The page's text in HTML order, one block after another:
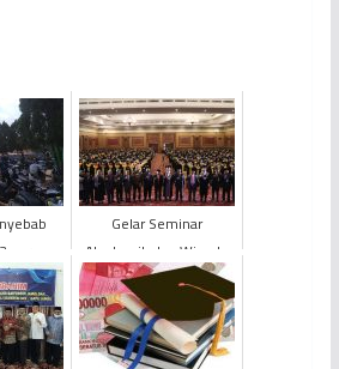
Gegara
Gelar Seminar
Akademik dan Wisuda
Daerah Periode II Tahun
2021/2022, Universitas
Terb...